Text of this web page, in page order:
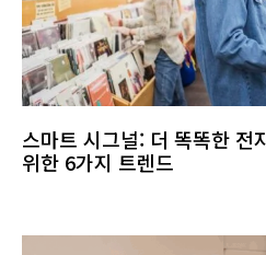
스마트 시그널: 더 똑똑한 전
위한 6가지 트렌드